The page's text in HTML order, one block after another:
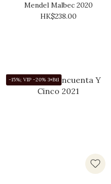
Mendel Malbec 2020
HK$238.00
-15%; VIP -20% 3+Btl